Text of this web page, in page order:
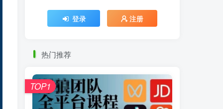
登录 注册
热门推荐
TOP1
登录 注册
热门推荐
TOP1